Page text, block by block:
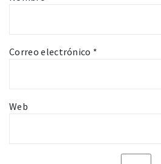
Correo electrónico *
Web